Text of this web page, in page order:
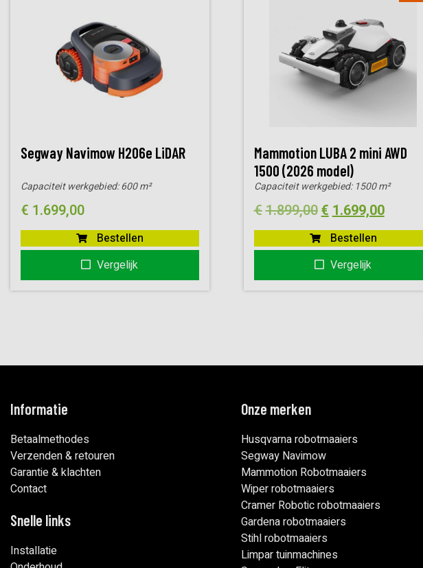
Segway Navimow H206e LiDAR
Capaciteit werkgebied:600 m²
€ 1.699,00
Bestellen
Vergelijk
Mammotion LUBA 2 mini AWD
1500 (2026 model)
Capaciteit werkgebied: 1500 m²
€1.899,00Oorspronkelijke
prijs
was:
€1.899,00.
€1.699,00Huidige
prijs
is:
Bestellen
Vergelijk
Informatie
Betaalmethodes
Verzenden & retouren
Garantie & klachten
Contact
Snelle links
Installatie
Onze merken
Husqvarna robotmaaiers
Segway Navimow
Mammotion Robotmaaiers
Wiper robotmaaiers
Cramer Robotic robotmaaiers
Gardena robotmaaiers
Stihl robotmaaiers
Limpar tuinmachines